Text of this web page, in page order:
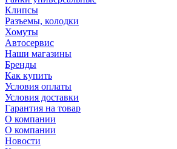
Клипсы
Разъемы, колодки
Хомуты
Автосервис
Наши магазины
Бренды
Как купить
Условия оплаты
Условия доставки
Гарантия на товар
О компании
О компании
Новости